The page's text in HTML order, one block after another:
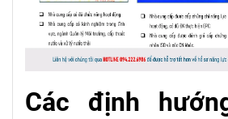
Các định